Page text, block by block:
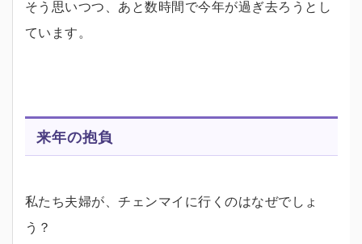
そう思いつつ、あと数時間で今年が過ぎ去ろうとし
ています。
来年の抱負
私たち夫婦が、チェンマイに行くのはなぜでしょ
う？